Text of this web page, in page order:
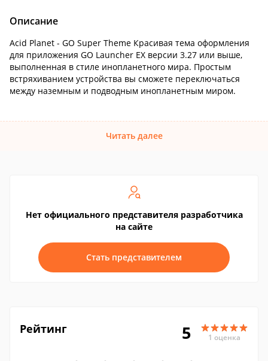
Описание
Acid Planet - GO Super Theme Красивая тема оформления
для приложения GO Launcher EX версии 3.27 или выше,
выполненная в стиле инопланетного мира. Простым
встряхиванием устройства вы сможете переключаться
между наземным и подводным инопланетным миром.
Читать далее
Нет официального представителя разработчика
на сайте
Стать представителем
Рейтинг 5 1 оценка